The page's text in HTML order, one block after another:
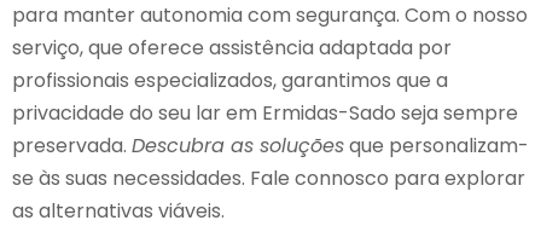
para manter autonomia com segurança. Com o nosso
serviço, que oferece assistência adaptada por
profissionais especializados, garantimos que a
privacidade do seu lar em Ermidas-Sado seja sempre
preservada. Descubra as soluçõesque personalizam-
se às suas necessidades. Fale connosco para explorar
as alternativas viáveis.